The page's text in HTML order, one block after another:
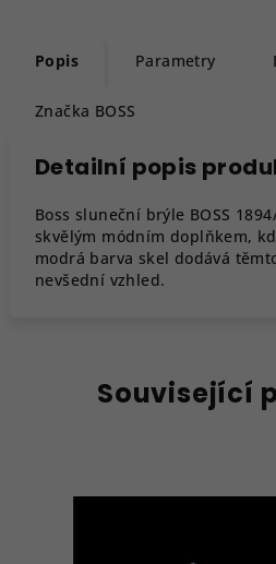
Popis Parametry
Značka BOSS
Detailní popis
Boss sluneční brýle BOSS
skvělým módním doplňkem,
modrá barva skel dodává
nevšední vzhled.
Související